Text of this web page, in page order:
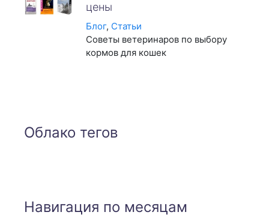
цены
Блог, Статьи
Советы ветеринаров по выбору
кормов для кошек
Облако тегов
Навигация по месяцам